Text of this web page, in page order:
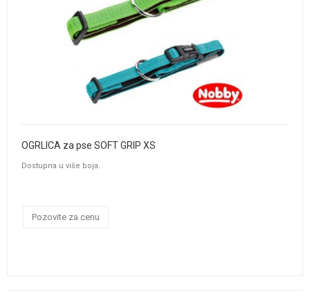
OGRLICA za pse SOFT GRIP XS
Dostupna u više boja.
Pozovite za cenu